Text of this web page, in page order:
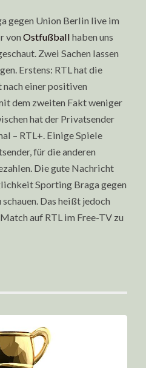
gegen Union Berlin live im
vonOstfußball haben uns
Zwei Sachen lassen
Erstens: RTL hat die
nach einer positiven
dem zweiten Fakt weniger
hat der Privatsender
– RTL+. Einige Spiele
für die anderen
Die gute Nachricht
Sporting Braga gegen
Das heißt jedoch
auf RTL im Free-TV zu